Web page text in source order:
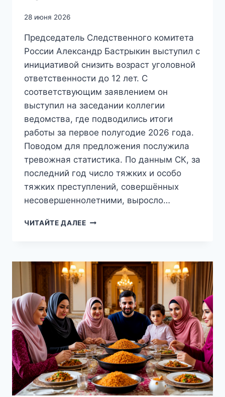
28 июня 2026
Председатель Следственного комитета
России Александр Бастрыкин выступил с
инициативой снизить возраст уголовной
ответственности до 12 лет. С
соответствующим заявлением он
выступил на заседании коллегии
ведомства, где подводились итоги
работы за первое полугодие 2026 года.
Поводом для предложения послужила
тревожная статистика. По данным СК, за
последний год число тяжких и особо
тяжких преступлений, совершённых
несовершеннолетними, выросло…
ЧИТАЙТЕ ДАЛЕЕ«УХОДЯТ
БАСТРЫКИН
ПРЕДЛОЖИЛ
СНИЗИТЬ
ВОЗРАСТ
УГОЛОВНОЙ
ОТВЕТСТВЕННОСТИ
ДО
12
ЛЕТ